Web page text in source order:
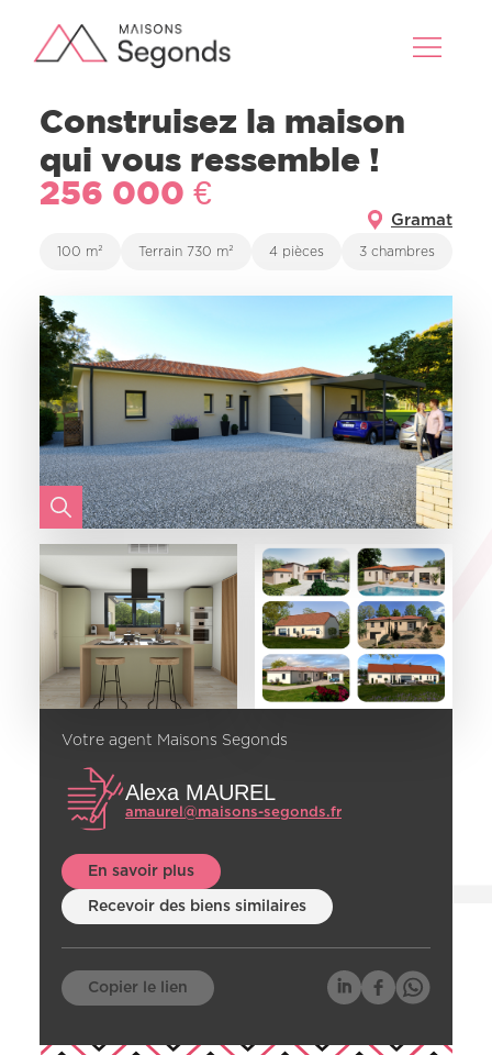
Construisez la maison
qui vous ressemble !
256 000 €
100 m² Terrain 730 m² 4 pièces 3 chambres
Gramat
Votre agent Maisons Segonds
Alexa MAUREL
amaurel@maisons-segonds.fr
En savoir plus
Recevoir des biens similaires
Copier le lien